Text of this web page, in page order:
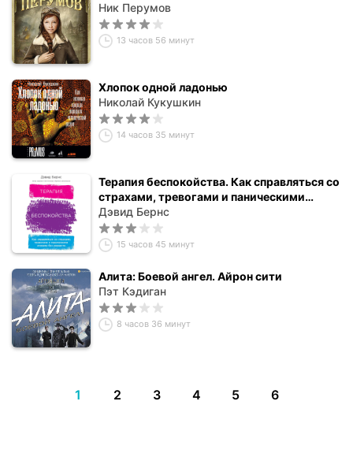
Ник Перумов
13 часов 56 минут
Хлопок одной ладонью
Николай Кукушкин
14 часов 35 минут
Терапия беспокойства. Как справляться со
страхами, тревогами и паническими
атаками без лекарств
Дэвид Бернс
15 часов 45 минут
Алита: Боевой ангел. Айрон сити
Пэт Кэдиган
8 часов 36 минут
1 2 3 4 5 6